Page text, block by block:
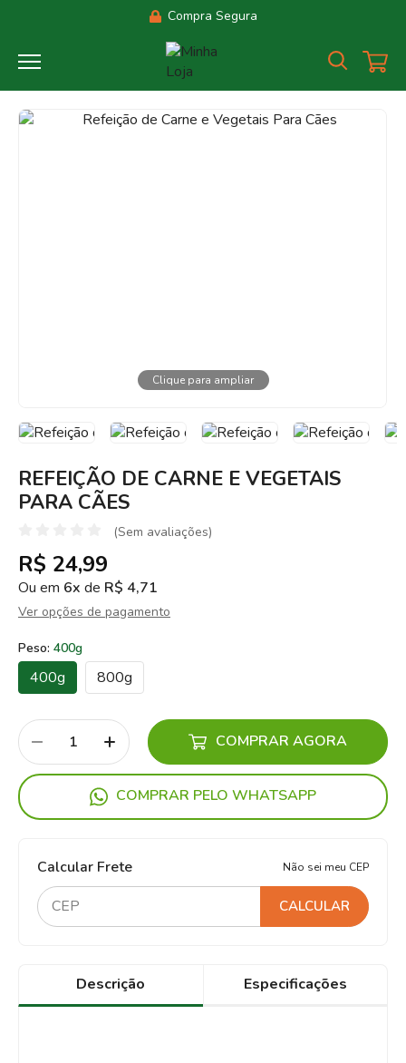
Compra Segura
Clique para ampliar
REFEIÇÃO DE CARNE E VEGETAIS
PARA CÃES
(Sem avaliações)
R$ 24,99
Ou em 6x de R$ 4,71
Ver opções de pagamento
Peso: 400g
400g 800g
COMPRAR AGORA
COMPRAR PELO WHATSAPP
Calcular Frete Não sei meu CEP
CALCULAR
Descrição Especificações